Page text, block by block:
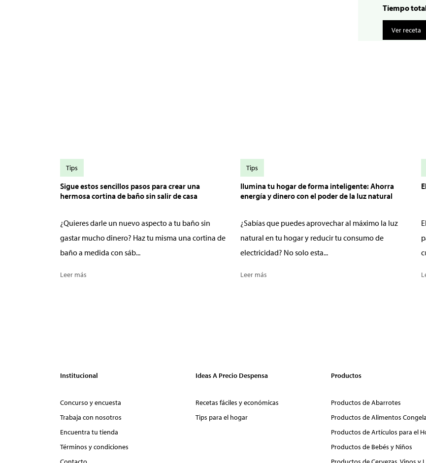
Tiempo
Ver receta
Sigue estos sencillos pasos para crear una
hermosa cortina de baño sin salir de casa
¿Quieres darle un nuevo aspecto a tu baño sin
gastar mucho dinero? Haz tu misma una cortina de
baño a medida con sáb...
Leer más
Tips
Ilumina tu hogar de forma inteligente: Ahorra
energía y dinero con el poder de la luz natural
¿Sabías que puedes aprovechar al máximo la luz
natural en tu hogar y reducir tu consumo de
electricidad? No solo esta...
Leer más
Tips
Institucional
Concurso y encuesta
Trabaja con nosotros
Encuentra tu tienda
Términos y condiciones
Ideas A Precio Despensa
Recetas fáciles y económicas
Tips para el hogar
Productos
Productos de Abarrotes
Productos de Alimentos
Productos de Artículos para el
Productos de Bebés y Niños